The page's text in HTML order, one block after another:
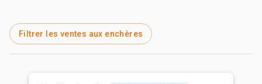
Filtrer les ventes aux enchères